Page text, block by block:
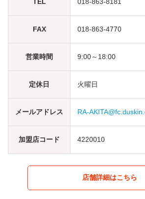
FAX 018-863-4770
営業時間 9:00～18:00
定休日 火曜日
メールアドレス RA-
加盟店コード 4220010
店舗詳細はこちら